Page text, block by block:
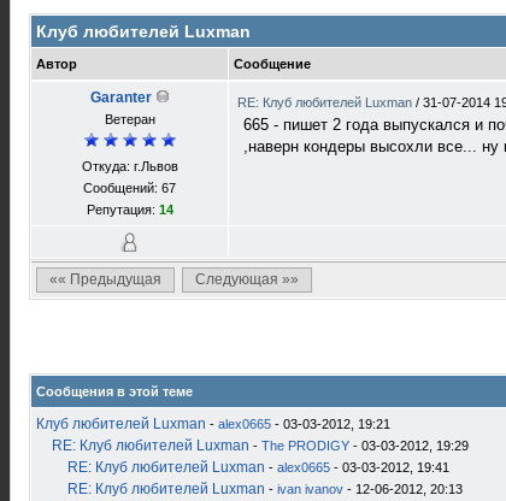
Клуб любителей Luxman
Автор Сообщение
Garanter
Ветеран
Откуда: г.Львов
Сообщений: 67
Репутация: 14
RE: Клуб любителей Luxman / 31-07-2014
665 - пишет 2 года выпускался и
,наверн кондеры высохли все... ну
«« Предыдущая
Следующая »»
Сообщения в этой теме
Клуб любителей Luxman - alex0665 - 03-03-2012, 19:21
RE: Клуб любителей Luxman - The PRODIGY - 03-03-2012, 19:29
RE: Клуб любителей Luxman - alex0665 - 03-03-2012, 19:41
RE: Клуб любителей Luxman - ivan ivanov - 12-06-2012, 20:13